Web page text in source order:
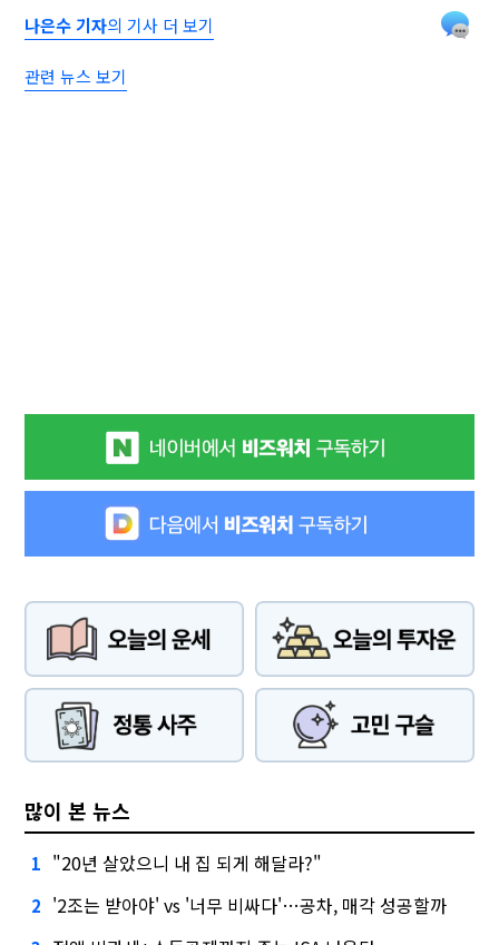
나은수 기자의 기사 더 보기
관련 뉴스 보기
많이 본 뉴스
1 "20년 살았으니 내 집 되게 해달라?"
2 '2조는 받아야' vs '너무 비싸다'…공차, 매각 성공할까